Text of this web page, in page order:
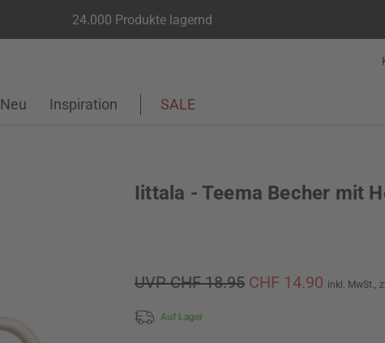
24.000 Produkte lagernd
Neu Inspiration SALE
Iittala - Teema Becher mit
UVP CHF 18.95 CHF 14.90 inkl. MwSt.,
Auf Lager